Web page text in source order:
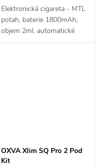
Elektronická cigareta - MTL
potah, baterie 1800mAh,
objem 2ml, automatické
spínání, automatický výkon
OXVA Xlim SQ Pro 2 Pod
Kit